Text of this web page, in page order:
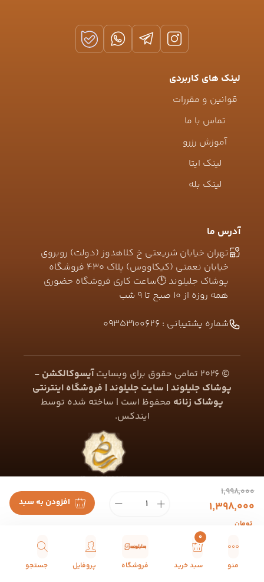
منو
0
سبد خرید فروشگاه پروفایل جستجو
۱٬۹۹۸٬۰۰۰
۱٬۳۹۸٬۰۰۰
تومان
افزودن به سبد
لینک های کاربردی
قوانین و مقررات
تماس با ما
آموزش رزرو
لینک ایتا
لینک بله
آدرس ما
تهران خیابان شریعتی خ کلاهدوز (دولت) روبروی
خیابان نعمتی (کیکاووس) پلاک ۴۳۰ فروشگاه
پوشاک جلیلوند 🕛ساعت کاری فروشگاه حضوری
همه روزه از ۱۰ صبح تا ۹ شب
شماره پشتیبانی : 09353100626
©
2026 تمامی حقوق برای وبسایتآیسوکالکشن -
پوشاک جلیلوند | سایت جلیلوند | فروشگاه اینترنتی
پوشاک زنانه محفوظ است | ساخته شده توسط
ایندکس.